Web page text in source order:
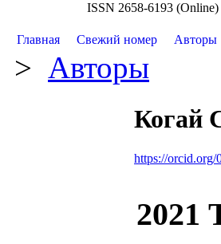
ISSN 2658-6193 (Online)
Главная Свежий номер Авторы
> Авторы
Когай
https://orcid.org/
2021